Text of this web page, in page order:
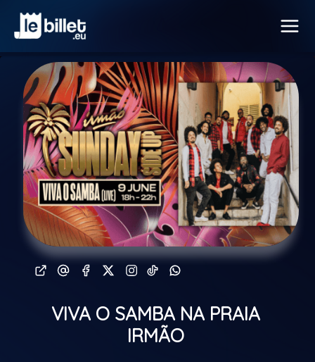
VIVA O SAMBA NA PRAIA
IRMÃO